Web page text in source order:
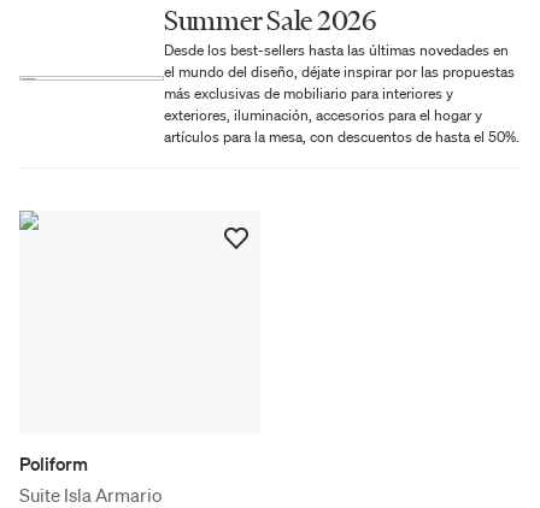
Summer Sale 2026
Desde los best-sellers hasta las últimas novedades en
el mundo del diseño, déjate inspirar por las propuestas
más exclusivas de mobiliario para interiores y
exteriores, iluminación, accesorios para el hogar y
artículos para la mesa, con descuentos de hasta el 50%.
Poliform
Suite Isla Armario